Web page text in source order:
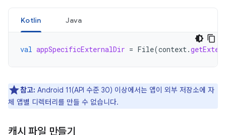
Kotlin Java
val appSpecificExternalDir = File(context.
참고: Android 11(API 수준 30) 이상에서는 앱이 외부 저장소에 자
체 앱별 디렉터리를 만들 수 없습니다.
캐시 파일 만들기